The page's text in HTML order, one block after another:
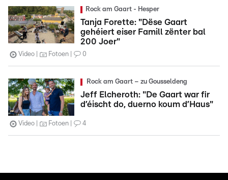
Rock am Gaart - Hesper
Tanja Forette: "Dëse Gaart
gehéiert eiser Famill zënter bal
200 Joer"
Video Fotoen 0
Rock am Gaart – zu Gousseldeng
Jeff Elcheroth: "De Gaart war fir
d’éischt do, duerno koum d’Haus"
Video Fotoen 4